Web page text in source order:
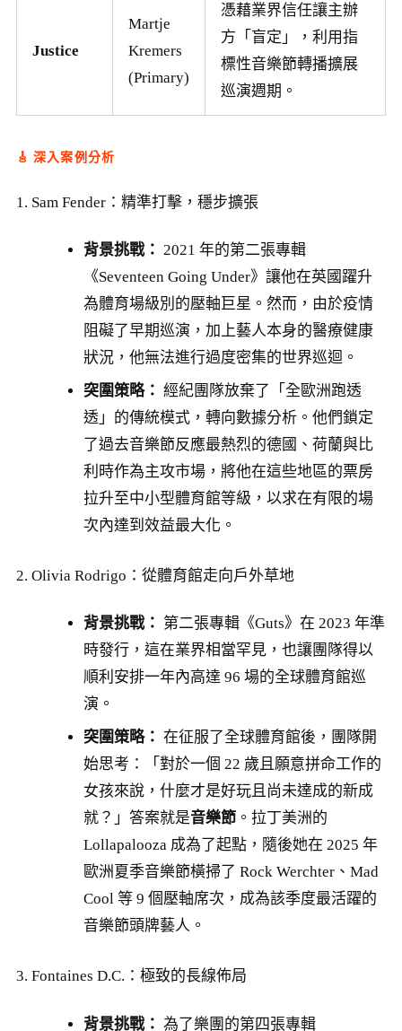
Justice
Martje
Kremers
(Primary)
憑藉業界信任讓主辦
方「盲定」，利用指
標性音樂節轉播擴展
巡演週期。
🎸 深入案例分析
1. Sam Fender：精準打擊，穩步擴張
背景挑戰： 2021 年的第二張專輯
《Seventeen Going Under》讓他在英國躍升
為體育場級別的壓軸巨星。然而，由於疫情
阻礙了早期巡演，加上藝人本身的醫療健康
狀況，他無法進行過度密集的世界巡迴。
突圍策略： 經紀團隊放棄了「全歐洲跑透
透」的傳統模式，轉向數據分析。他們鎖定
了過去音樂節反應最熱烈的德國、荷蘭與比
利時作為主攻市場，將他在這些地區的票房
拉升至中小型體育館等級，以求在有限的場
次內達到效益最大化。
2. Olivia Rodrigo：從體育館走向戶外草地
背景挑戰： 第二張專輯《Guts》在 2023 年準
時發行，這在業界相當罕見，也讓團隊得以
順利安排一年內高達 96 場的全球體育館巡
演。
突圍策略： 在征服了全球體育館後，團隊開
始思考：「對於一個 22 歲且願意拼命工作的
女孩來說，什麼才是好玩且尚未達成的新成
就？」答案就是音樂節。拉丁美洲的
Lollapalooza 成為了起點，隨後她在 2025 年
歐洲夏季音樂節橫掃了 Rock Werchter、Mad
Cool 等 9 個壓軸席次，成為該季度最活躍的
音樂節頭牌藝人。
3. Fontaines D.C.：極致的長線佈局
背景挑戰： 為了樂團的第四張專輯